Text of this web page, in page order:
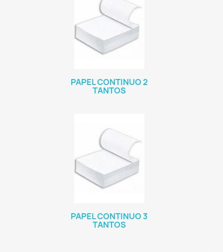
PAPEL CONTINUO 2
TANTOS
PAPEL CONTINUO 3
TANTOS